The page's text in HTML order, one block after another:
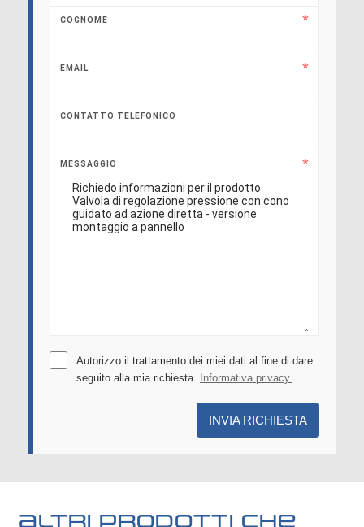
COGNOME
EMAIL
CONTATTO TELEFONICO
MESSAGGIO
Autorizzo il trattamento dei miei dati al fine di dare
seguito alla mia richiesta. Informativa privacy.
INVIA RICHIESTA
Altri prodotti che